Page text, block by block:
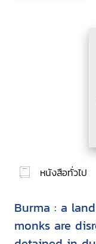
หนังสือทั่วไป
Burma : a
monks are